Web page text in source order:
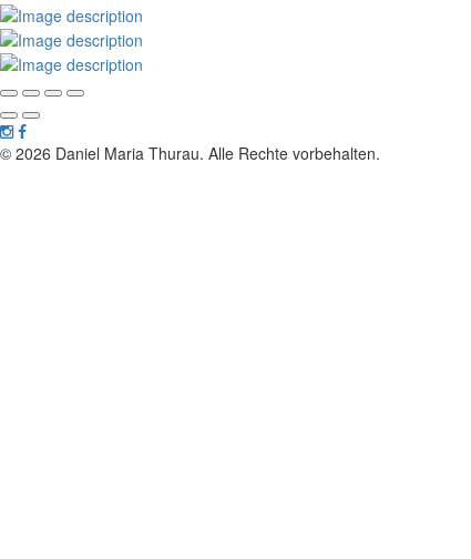
© 2026 Daniel Maria Thurau. Alle Rechte vorbehalten.